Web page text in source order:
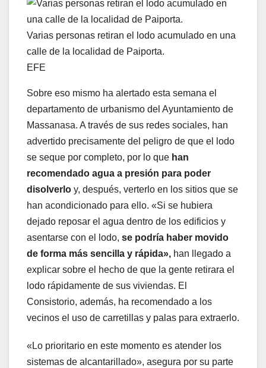
Varias personas retiran el lodo acumulado en una
calle de la localidad de Paiporta.
EFE
Sobre eso mismo ha alertado esta semana el
departamento de urbanismo del Ayuntamiento de
Massanasa. A través de sus redes sociales, han
advertido precisamente del peligro de que el lodo
se seque por completo, por lo que han
recomendado agua a presión para poder
disolverlo y, después, verterlo en los sitios que se
han acondicionado para ello. «Si se hubiera
dejado reposar el agua dentro de los edificios y
asentarse con el lodo, se podría haber movido
de forma más sencilla y rápida», han llegado a
explicar sobre el hecho de que la gente retirara el
lodo rápidamente de sus viviendas. El
Consistorio, además, ha recomendado a los
vecinos el uso de carretillas y palas para extraerlo.
«Lo prioritario en este momento es atender los
sistemas de alcantarillado», asegura por su parte